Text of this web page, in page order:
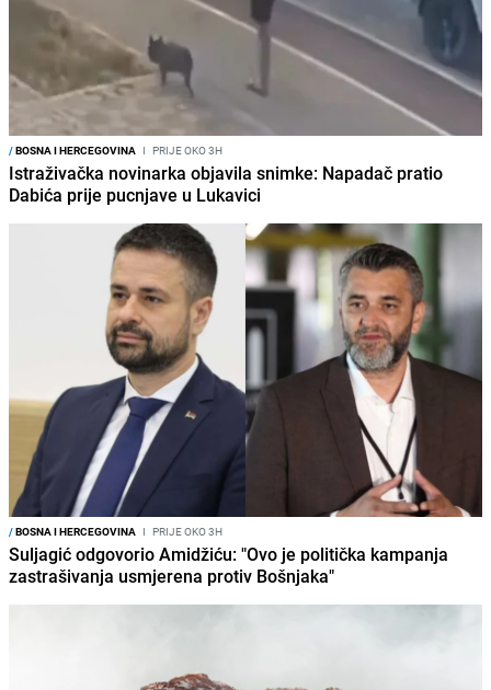
/BOSNA I HERCEGOVINA I PRIJE OKO 3H
Istraživačka novinarka objavila snimke: Napadač pratio
Dabića prije pucnjave u Lukavici
/BOSNA I HERCEGOVINA I PRIJE OKO 3H
Suljagić odgovorio Amidžiću: "Ovo je politička kampanja
zastrašivanja usmjerena protiv Bošnjaka"